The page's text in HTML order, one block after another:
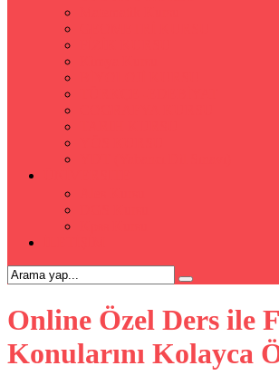
Online Özel Ders ile
Konularını Kolayca